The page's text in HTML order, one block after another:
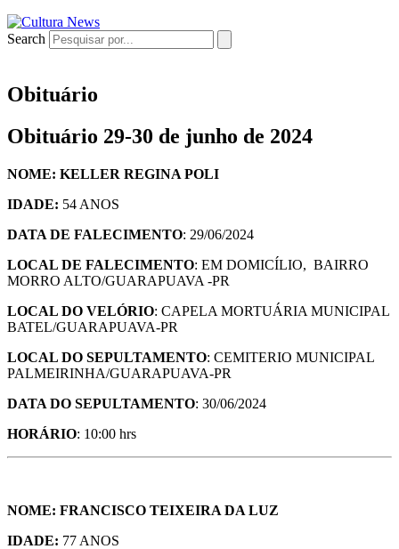
Search
Obituário
Obituário 29-30 de junho de 2024
NOME: KELLER REGINA POLI
IDADE: 54 ANOS
DATA DE FALECIMENTO: 29/06/2024
LOCAL DE FALECIMENTO: EM DOMICÍLIO, BAIRRO
MORRO ALTO/GUARAPUAVA -PR
LOCAL DO VELÓRIO: CAPELA MORTUÁRIA MUNICIPAL
BATEL/GUARAPUAVA-PR
LOCAL DO SEPULTAMENTO: CEMITERIO MUNICIPAL
PALMEIRINHA/GUARAPUAVA-PR
DATA DO SEPULTAMENTO: 30/06/2024
HORÁRIO: 10:00 hrs
NOME: FRANCISCO TEIXEIRA DA LUZ
IDADE: 77 ANOS